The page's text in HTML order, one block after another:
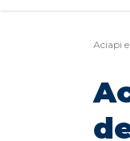
Aciapi